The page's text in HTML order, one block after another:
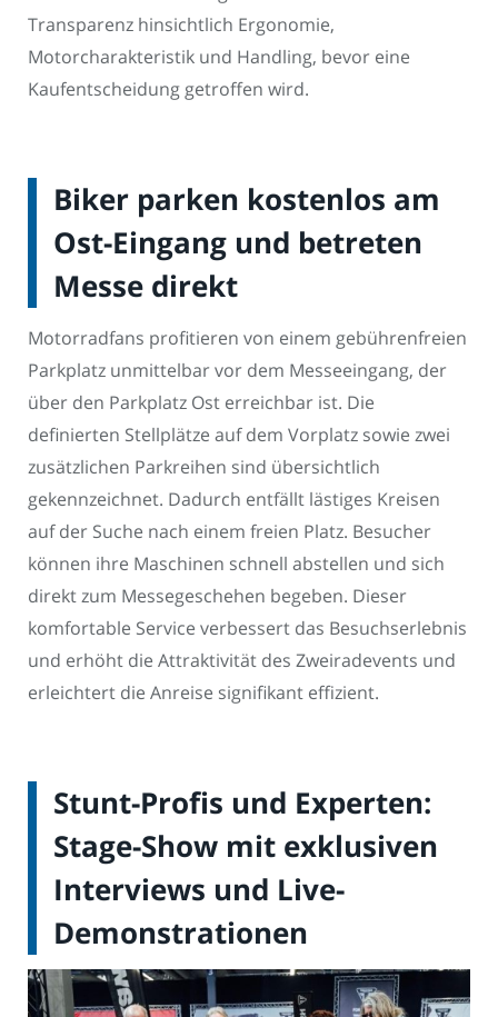
Transparenz hinsichtlich Ergonomie,
Motorcharakteristik und Handling, bevor eine
Kaufentscheidung getroffen wird.
Biker parken kostenlos am
Ost-Eingang und betreten
Messe direkt
Motorradfans profitieren von einem gebührenfreien
Parkplatz unmittelbar vor dem Messeeingang, der
über den Parkplatz Ost erreichbar ist. Die
definierten Stellplätze auf dem Vorplatz sowie zwei
zusätzlichen Parkreihen sind übersichtlich
gekennzeichnet. Dadurch entfällt lästiges Kreisen
auf der Suche nach einem freien Platz. Besucher
können ihre Maschinen schnell abstellen und sich
direkt zum Messegeschehen begeben. Dieser
komfortable Service verbessert das Besuchserlebnis
und erhöht die Attraktivität des Zweiradevents und
erleichtert die Anreise signifikant effizient.
Stunt-Profis und Experten:
Stage-Show mit exklusiven
Interviews und Live-
Demonstrationen